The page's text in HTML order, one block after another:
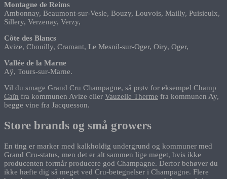
Montagne de Reims
Ambonnay, Beaumont-sur-Vesle, Bouzy, Louvois, Mailly, Puisieulx,
Sillery, Verzenay, Verzy,
Côte des Blancs
Avize, Chouilly, Cramant, Le Mesnil-sur-Oger, Oiry, Oger,
Vallée de la Marne
Aÿ, Tours-sur-Marne.
Vil du smage Grand Cru Champagne, så prøv for eksempel Champ
Caïn fra kommunen Avize eller Vauzelle Therme fra kommunen Ay,
begge vine fra Jacquesson.
Store brands og små growers
En ting er marker med kalkholdig undergrund og kommuner med
Grand Cru-status, men det er alt sammen lige meget, hvis ikke
producenten formår producere god Champagne. Derfor behøver du
ikke hæfte dig så meget ved Cru-betegnelser i Champagne. Flere